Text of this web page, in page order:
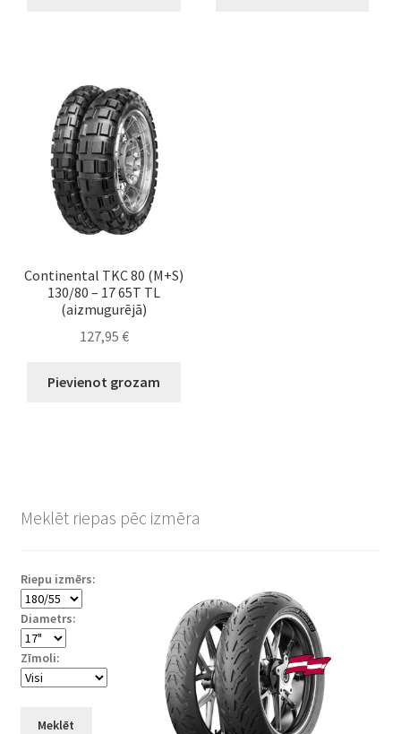
Continental TKC 80 (M+S)
130/80 – 17 65T TL
(aizmugurējā)
127,95 €
Pievienot grozam
Meklēt riepas pēc izmēra
Riepu izmērs:
Diametrs:
Zīmoli:
Meklēt